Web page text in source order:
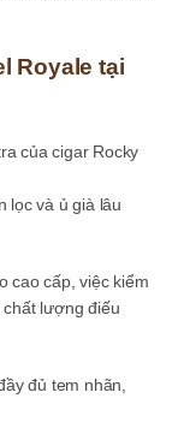
Royale tại
lọc và ủ già lâu
cao cấp, việc kiểm
lượng điếu
đủ tem nhãn,